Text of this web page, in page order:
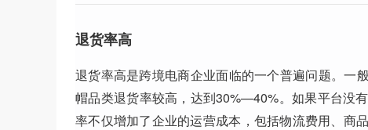
退货率高
退货率高是跨境电商企业面临的一个普遍问题。
帽品类退货率较高，达到30%—40%。如果平台没
率不仅增加了企业的运营成本，包括物流费用、商